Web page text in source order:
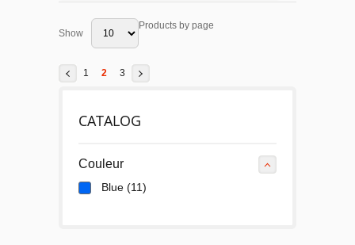
Show
Products by page
1 2 3
CATALOG
Couleur
Blue (11)